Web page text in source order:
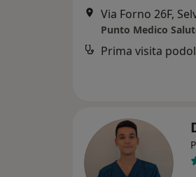
Via Forno 26F,
Punto Medico
Prima visita